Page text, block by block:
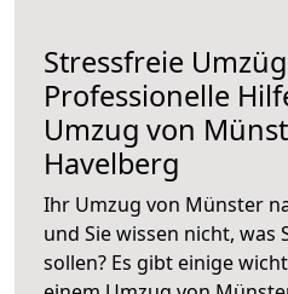
Stressfreie
Professionelle
Umzug von
Havelberg
Ihr Umzug von Münster
und Sie wissen nicht, was
sollen? Es gibt einige